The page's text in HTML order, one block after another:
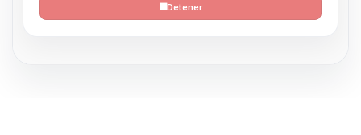
Detener